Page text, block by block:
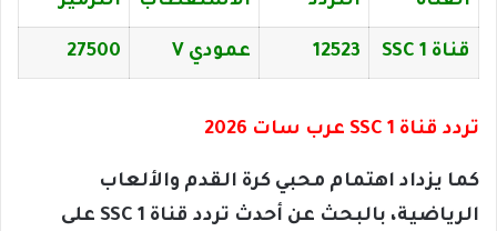
قناة SSC 1 12523 عمودي V 27500
تردد قناة SSC 1 عرب سات 2026
كما يزداد اهتمام محبي كرة القدم والألعاب
الرياضية، بالبحث عن أحدث تردد قناة SSC 1 على